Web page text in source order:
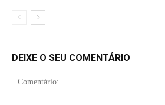
DEIXE O SEU COMENTÁRIO